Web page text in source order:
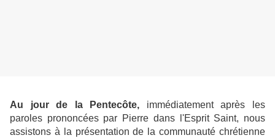
Au jour de la Pentecôte, immédiatement après les
paroles prononcées par Pierre dans l'Esprit Saint, nous
assistons à la présentation de la communauté chrétienne